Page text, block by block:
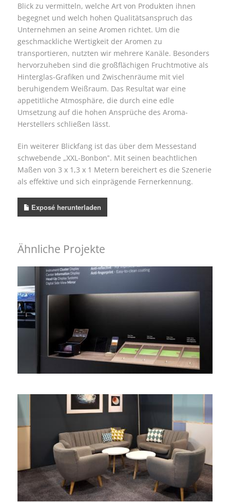
Blick zu vermitteln, welche Art von Produkten ihnen
begegnet und welch hohen Qualitätsanspruch das
Unternehmen an seine Aromen richtet. Um die
geschmackliche Wertigkeit der Aromen zu
transportieren, nutzten wir mehrere Kanäle. Besonders
hervorzuheben sind die großflächigen Fruchtmotive als
Hinterglas-Grafiken und Zwischenräume mit viel
beruhigendem Weißraum. Das Resultat war eine
appetitliche Atmosphäre, die durch eine edle
Umsetzung auf die hohen Ansprüche des Aroma-
Herstellers schließen lässt.
Ein weiterer Blickfang ist das über dem Messestand
schwebende „XXL-Bonbon‟. Mit seinen beachtlichen
Maßen von 3 x 1,3 x 1 Metern bereichert es die Szenerie
als effektive und sich einprägende Fernerkennung.
Exposé herunterladen
Ähnliche Projekte
Transparentes Material wird zum sichtbaren Star –
Produktpräsenter
Kopfstand Imagestand
Hinein in die „gute Stube“ – JARA, ISC
Gemeinschaftsstand,Regional,Eckstand